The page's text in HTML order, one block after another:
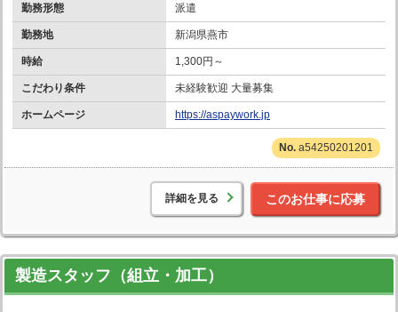
勤務形態 派遣
勤務地 新潟県燕市
時給 1,300円～
こだわり条件 未経験歓迎 大量募集
ホームページ https://aspaywork.jp
a54250201201
詳細を見る このお仕事に応募
製造スタッフ（組立・加工）